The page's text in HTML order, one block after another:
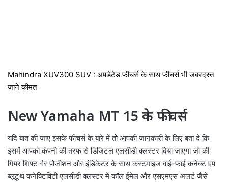
Mahindra XUV300 SUV : अपडेटेड फीचर्स के साथ फीचर्स भी जबरदस्त
जाने कीमत
New Yamaha MT 15 के फीचर्स
यदि बात की जाए इसके फीचर्स के बारे में तो आपकी जानकारी के लिए बता दे कि
इसमें आपको कंपनी की तरफ से डिजिटल एलसीडी क्लस्टर दिया जाएगा जो की
गियर शिफ्ट गैर पोजीशन और इंडिकेटर के साथ कस्टमाइज वाई-फाई कनेक्ट एप
ब्लूटूथ कनेक्टिविटी एलसीडी क्लस्टर में कॉल ईमेल और एसएमएस अलर्ट जैसे